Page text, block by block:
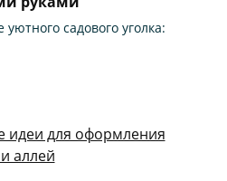
садового уголка: